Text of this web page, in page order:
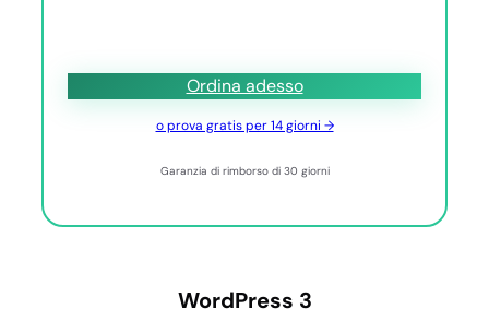
Ordina adesso
o prova gratis per 14 giorni →
Garanzia di rimborso di 30 giorni
WordPress 3